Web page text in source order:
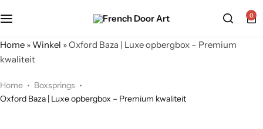
0
Home »Winkel »Oxford Baza | Luxe opbergbox – Premium
kwaliteit
Home
Boxsprings
Oxford Baza | Luxe opbergbox – Premium kwaliteit